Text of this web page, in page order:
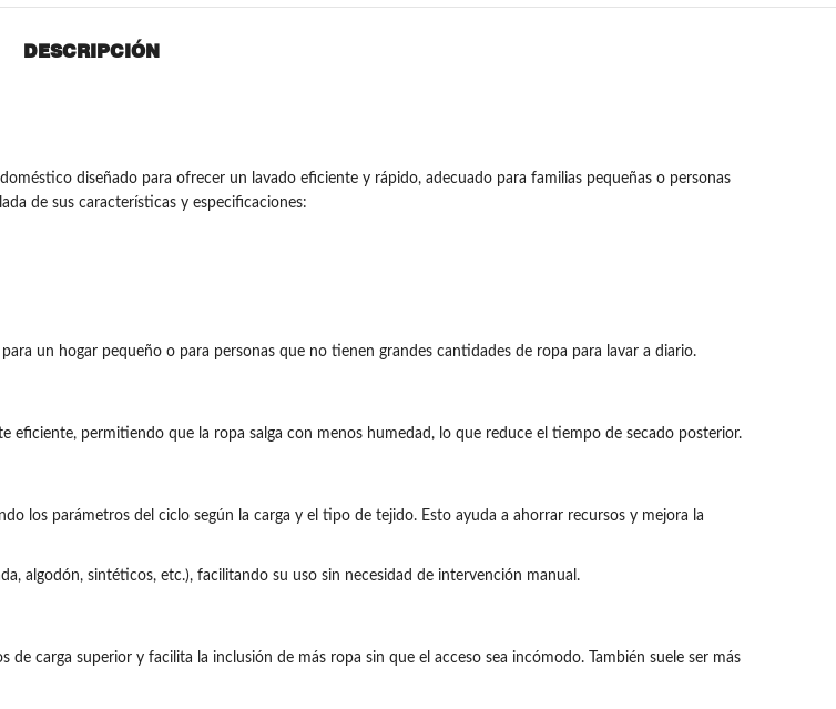
DESCRIPCIÓN
diseñado para ofrecer un lavado eficiente y rápido, adecuado para familias pequeñas o personas
de sus características y especificaciones:
un hogar pequeño o para personas que no tienen grandes cantidades de ropa para lavar a diario.
eficiente, permitiendo que la ropa salga con menos humedad, lo que reduce el tiempo de secado posterior.
los parámetros del ciclo según la carga y el tipo de tejido. Esto ayuda a ahorrar recursos y mejora la
algodón, sintéticos, etc.), facilitando su uso sin necesidad de intervención manual.
carga superior y facilita la inclusión de más ropa sin que el acceso sea incómodo. También suele ser más